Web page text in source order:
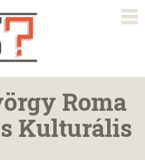
Roma
Kulturális